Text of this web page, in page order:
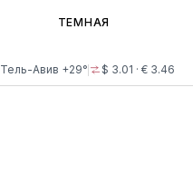
Тель-Авив +29° $ 3.01 · € 3.46
ТЕМНАЯ